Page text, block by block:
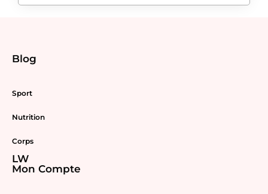
Blog
Sport
Nutrition
Corps
LW
Mon Compte